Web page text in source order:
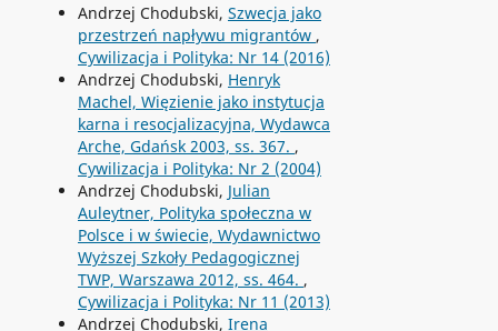
Andrzej Chodubski, Szwecja jako
przestrzeń napływu migrantów ,
Cywilizacja i Polityka: Nr 14 (2016)
Andrzej Chodubski, Henryk
Machel, Więzienie jako instytucja
karna i resocjalizacyjna, Wydawca
Arche, Gdańsk 2003, ss. 367. ,
Cywilizacja i Polityka: Nr 2 (2004)
Andrzej Chodubski, Julian
Auleytner, Polityka społeczna w
Polsce i w świecie, Wydawnictwo
Wyższej Szkoły Pedagogicznej
TWP, Warszawa 2012, ss. 464. ,
Cywilizacja i Polityka: Nr 11 (2013)
Andrzej Chodubski, Irena